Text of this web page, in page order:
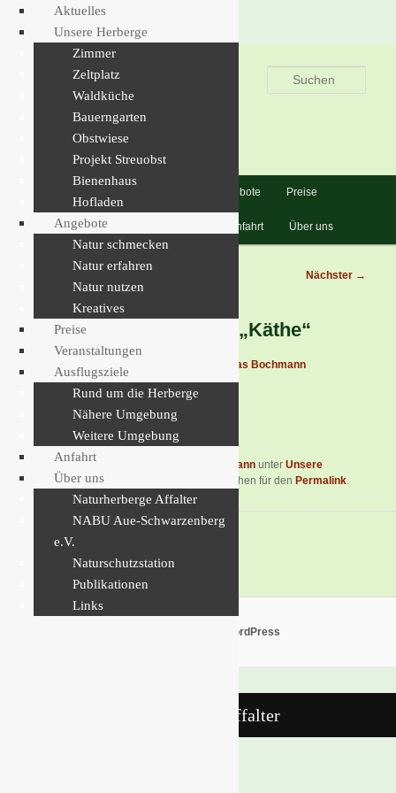
Naturherberge
Affalter
Übernachten in der
Angebote Preise
Veranstaltungen Anfahrt Über uns
Beitragsnavigation Nächster →
Unsere Herbergskatze „Käthe“
Veröffentlicht am 17. März 2023 Andreas Bochmann
Dieser Eintrag wurde von Andreas Bochmann unterUnsere
Herbergeveröffentlicht. Setze ein Lesezeichen für den Permalink.
Impressum
Stolz präsentiert von WordPress
Naturherberge Affalter
Aktuelles
Unsere Herberge
Zimmer
Zeltplatz
Waldküche
Bauerngarten
Obstwiese
Projekt Streuobst
Bienenhaus
Hofladen
Angebote
Natur schmecken
Natur erfahren
Natur nutzen
Kreatives
Preise
Veranstaltungen
Ausflugsziele
Rund um die Herberge
Nähere Umgebung
Weitere Umgebung
Anfahrt
Über uns
Naturherberge Affalter
NABU Aue-Schwarzenberg
e.V.
Naturschutzstation
Publikationen
Links